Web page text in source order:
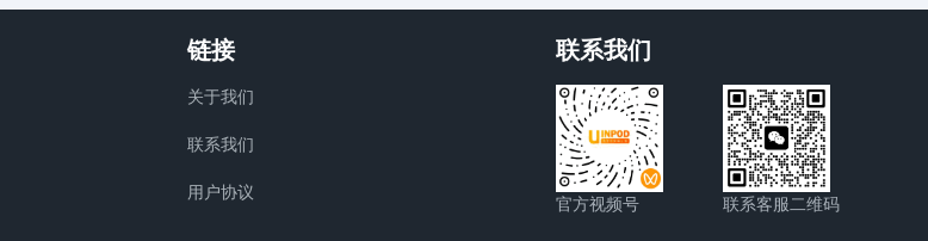
链接
关于我们
联系我们
用户协议
联系我们
官方视频号 联系客服二维码